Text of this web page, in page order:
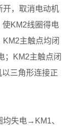
，取消电动机
KM2线圈得电
主触点均闭
；KM2主触点闭
三角形连接正
失电→KM1、